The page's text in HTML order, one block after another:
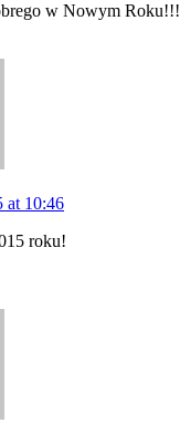
w Nowym Roku!!!
at 10:46
roku!